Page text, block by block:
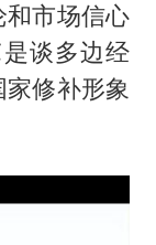
市场信心
谈多边经
修补形象